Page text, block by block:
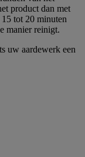
product dan met
tot 20 minuten
manier reinigt.
uw aardewerk een